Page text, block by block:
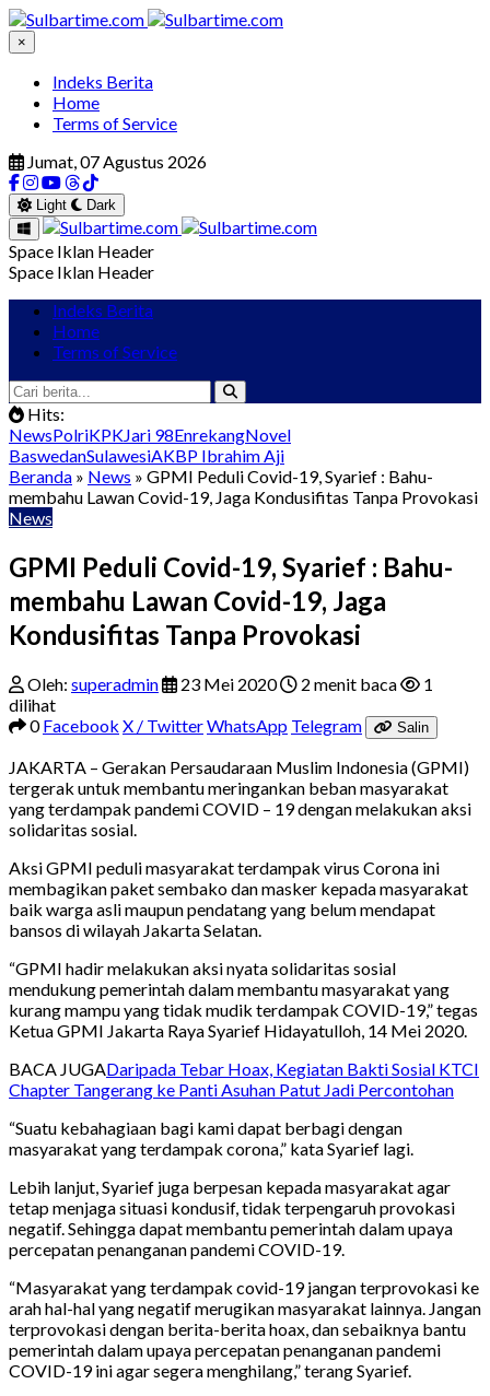
×
Indeks Berita
Home
Terms of Service
Jumat, 07 Agustus 2026
Light Dark
Space Iklan Header
Space Iklan Header
Indeks Berita
Home
Terms of Service
Hits:
NewsPolriKPKJari 98EnrekangNovel
BaswedanSulawesiAKBP Ibrahim Aji
Beranda » News » GPMI Peduli Covid-19, Syarief : Bahu-
membahu Lawan Covid-19, Jaga Kondusifitas Tanpa Provokasi
News
GPMI Peduli Covid-19, Syarief : Bahu-
membahu Lawan Covid-19, Jaga
Kondusifitas Tanpa Provokasi
Oleh: superadmin 23 Mei 2020 2 menit baca
1
dilihat
0Facebook X / TwitterWhatsApp Telegram Salin
JAKARTA – Gerakan Persaudaraan Muslim Indonesia (GPMI)
tergerak untuk membantu meringankan beban masyarakat
yang terdampak pandemi COVID – 19 dengan melakukan aksi
solidaritas sosial.
Aksi GPMI peduli masyarakat terdampak virus Corona ini
membagikan paket sembako dan masker kepada masyarakat
baik warga asli maupun pendatang yang belum mendapat
bansos di wilayah Jakarta Selatan.
“GPMI hadir melakukan aksi nyata solidaritas sosial
mendukung pemerintah dalam membantu masyarakat yang
kurang mampu yang tidak mudik terdampak COVID-19,” tegas
Ketua GPMI Jakarta Raya Syarief Hidayatulloh, 14 Mei 2020.
BACA JUGADaripada Tebar Hoax, Kegiatan Bakti Sosial KTCI
Chapter Tangerang ke Panti Asuhan Patut Jadi Percontohan
“Suatu kebahagiaan bagi kami dapat berbagi dengan
masyarakat yang terdampak corona,” kata Syarief lagi.
Lebih lanjut, Syarief juga berpesan kepada masyarakat agar
tetap menjaga situasi kondusif, tidak terpengaruh provokasi
negatif. Sehingga dapat membantu pemerintah dalam upaya
percepatan penanganan pandemi COVID-19.
“Masyarakat yang terdampak covid-19 jangan terprovokasi ke
arah hal-hal yang negatif merugikan masyarakat lainnya. Jangan
terprovokasi dengan berita-berita hoax, dan sebaiknya bantu
pemerintah dalam upaya percepatan penanganan pandemi
COVID-19 ini agar segera menghilang,” terang Syarief.